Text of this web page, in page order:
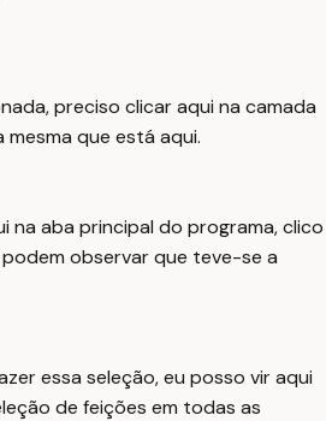
preciso clicar aqui na camada
que está aqui.
na aba principal do programa, clico
observar que teve-se a
essa seleção, eu posso vir aqui
de feições em todas as